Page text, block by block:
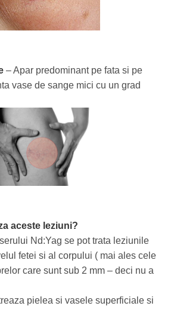
– Apar predominant pe fata si pe
vase de sange mici cu un grad
aceste leziuni?
Nd:Yag se pot trata leziunile
fetei si al corpului ( mai ales cele
care sunt sub 2 mm – deci nu a
pielea si vasele superficiale si